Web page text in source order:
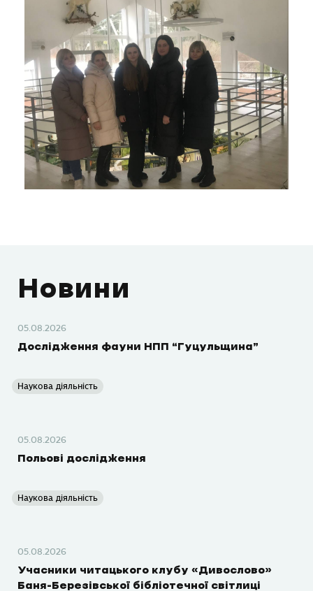
Новини
05.08.2026
Дослідження фауни НПП “Гуцульщина”
Наукова діяльність
05.08.2026
Польові дослідження
Наукова діяльність
05.08.2026
Учасники читацького клубу «Дивослово»
Баня-Березівської бібліотечної світлиці